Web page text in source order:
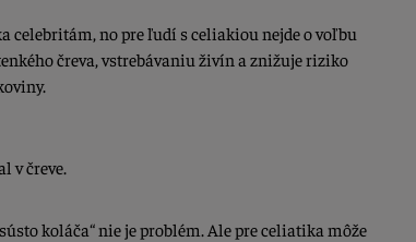
celebritám, no pre ľudí s celiakiou nejde o voľbu
čreva, vstrebávaniu živín a znižuje riziko
v čreve.
koláča“ nie je problém. Ale pre celiatika môže